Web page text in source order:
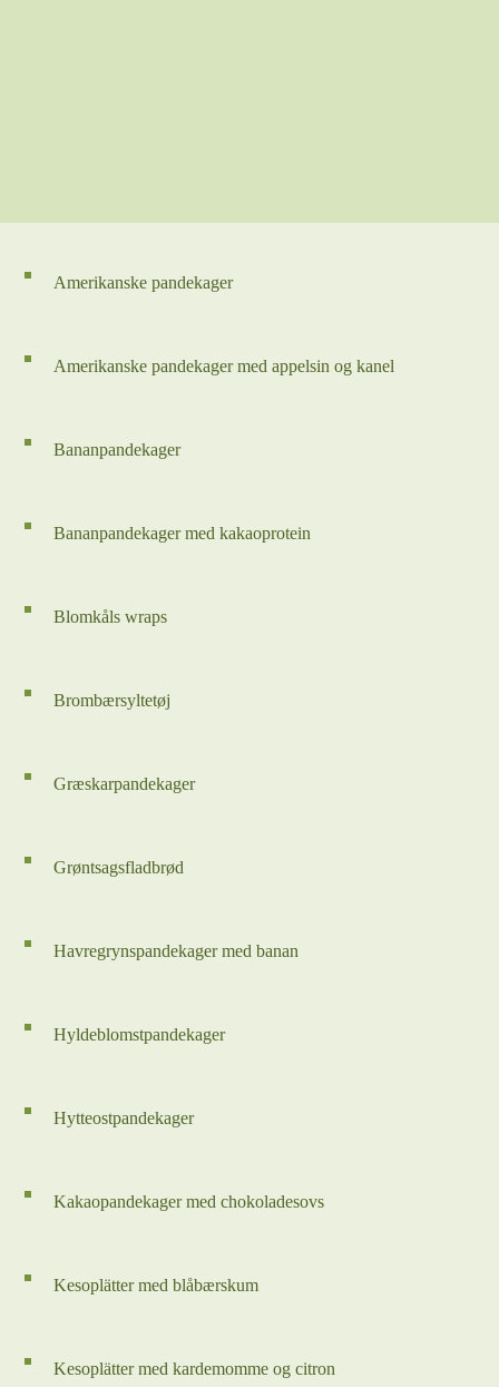
Amerikanske pandekager
Amerikanske pandekager med appelsin og kanel
Bananpandekager
Bananpandekager med kakaoprotein
Blomkåls wraps
Brombærsyltetøj
Græskarpandekager
Grøntsagsfladbrød
Havregrynspandekager med banan
Hyldeblomstpandekager
Hytteostpandekager
Kakaopandekager med chokoladesovs
Kesoplätter med blåbærskum
Kesoplätter med kardemomme og citron